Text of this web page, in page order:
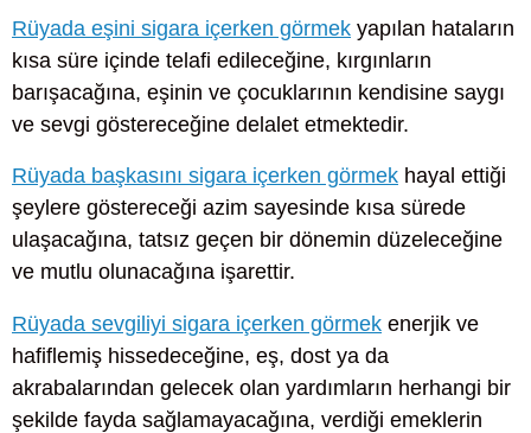
Rüyada eşini sigara içerken görmek yapılan hataların
kısa süre içinde telafi edileceğine, kırgınların
barışacağına, eşinin ve çocuklarının kendisine saygı
ve sevgi göstereceğine delalet etmektedir.
Rüyada başkasını sigara içerken görmek hayal ettiği
şeylere göstereceği azim sayesinde kısa sürede
ulaşacağına, tatsız geçen bir dönemin düzeleceğine
ve mutlu olunacağına işarettir.
Rüyada sevgiliyi sigara içerken görmek enerjik ve
hafiflemiş hissedeceğine, eş, dost ya da
akrabalarından gelecek olan yardımların herhangi bir
şekilde fayda sağlamayacağına, verdiği emeklerin